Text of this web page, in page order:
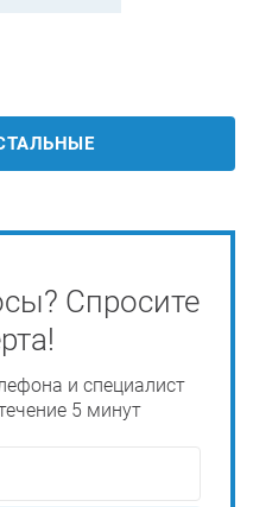
Спросите
и специалист
5 минут